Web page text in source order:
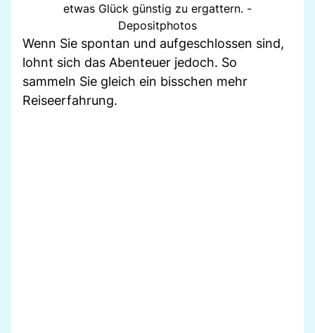
etwas Glück günstig zu ergattern. -
Depositphotos
Wenn Sie spontan und aufgeschlossen sind,
lohnt sich das Abenteuer jedoch. So
sammeln Sie gleich ein bisschen mehr
Reiseerfahrung.